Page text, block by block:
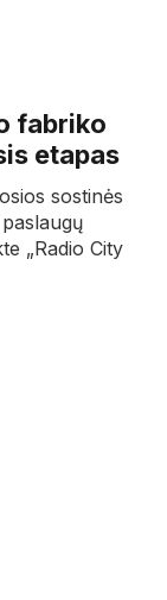
fabriko
etapas
sostinės
„Radio City